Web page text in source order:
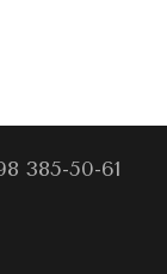
385-50-61